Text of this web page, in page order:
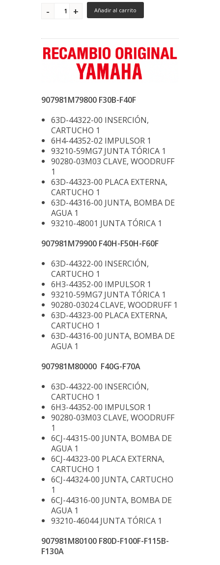
Añadir al carrito
907981M79800 F30B-F40F
63D-44322-00 INSERCIÓN,
CARTUCHO 1
6H4-44352-02 IMPULSOR 1
93210-59MG7 JUNTA TÓRICA 1
90280-03M03 CLAVE, WOODRUFF
1
63D-44323-00 PLACA EXTERNA,
CARTUCHO 1
63D-44316-00 JUNTA, BOMBA DE
AGUA 1
93210-48001 JUNTA TÓRICA 1
907981M79900 F40H-F50H-F60F
63D-44322-00 INSERCIÓN,
CARTUCHO 1
6H3-44352-00 IMPULSOR 1
93210-59MG7 JUNTA TÓRICA 1
90280-03024 CLAVE, WOODRUFF 1
63D-44323-00 PLACA EXTERNA,
CARTUCHO 1
63D-44316-00 JUNTA, BOMBA DE
AGUA 1
907981M80000 F40G-F70A
63D-44322-00 INSERCIÓN,
CARTUCHO 1
6H3-44352-00 IMPULSOR 1
90280-03M03 CLAVE, WOODRUFF
1
6CJ-44315-00 JUNTA, BOMBA DE
AGUA 1
6CJ-44323-00 PLACA EXTERNA,
CARTUCHO 1
6CJ-44324-00 JUNTA, CARTUCHO
1
6CJ-44316-00 JUNTA, BOMBA DE
AGUA 1
93210-46044 JUNTA TÓRICA 1
907981M80100 F80D-F100F-F115B-
F130A